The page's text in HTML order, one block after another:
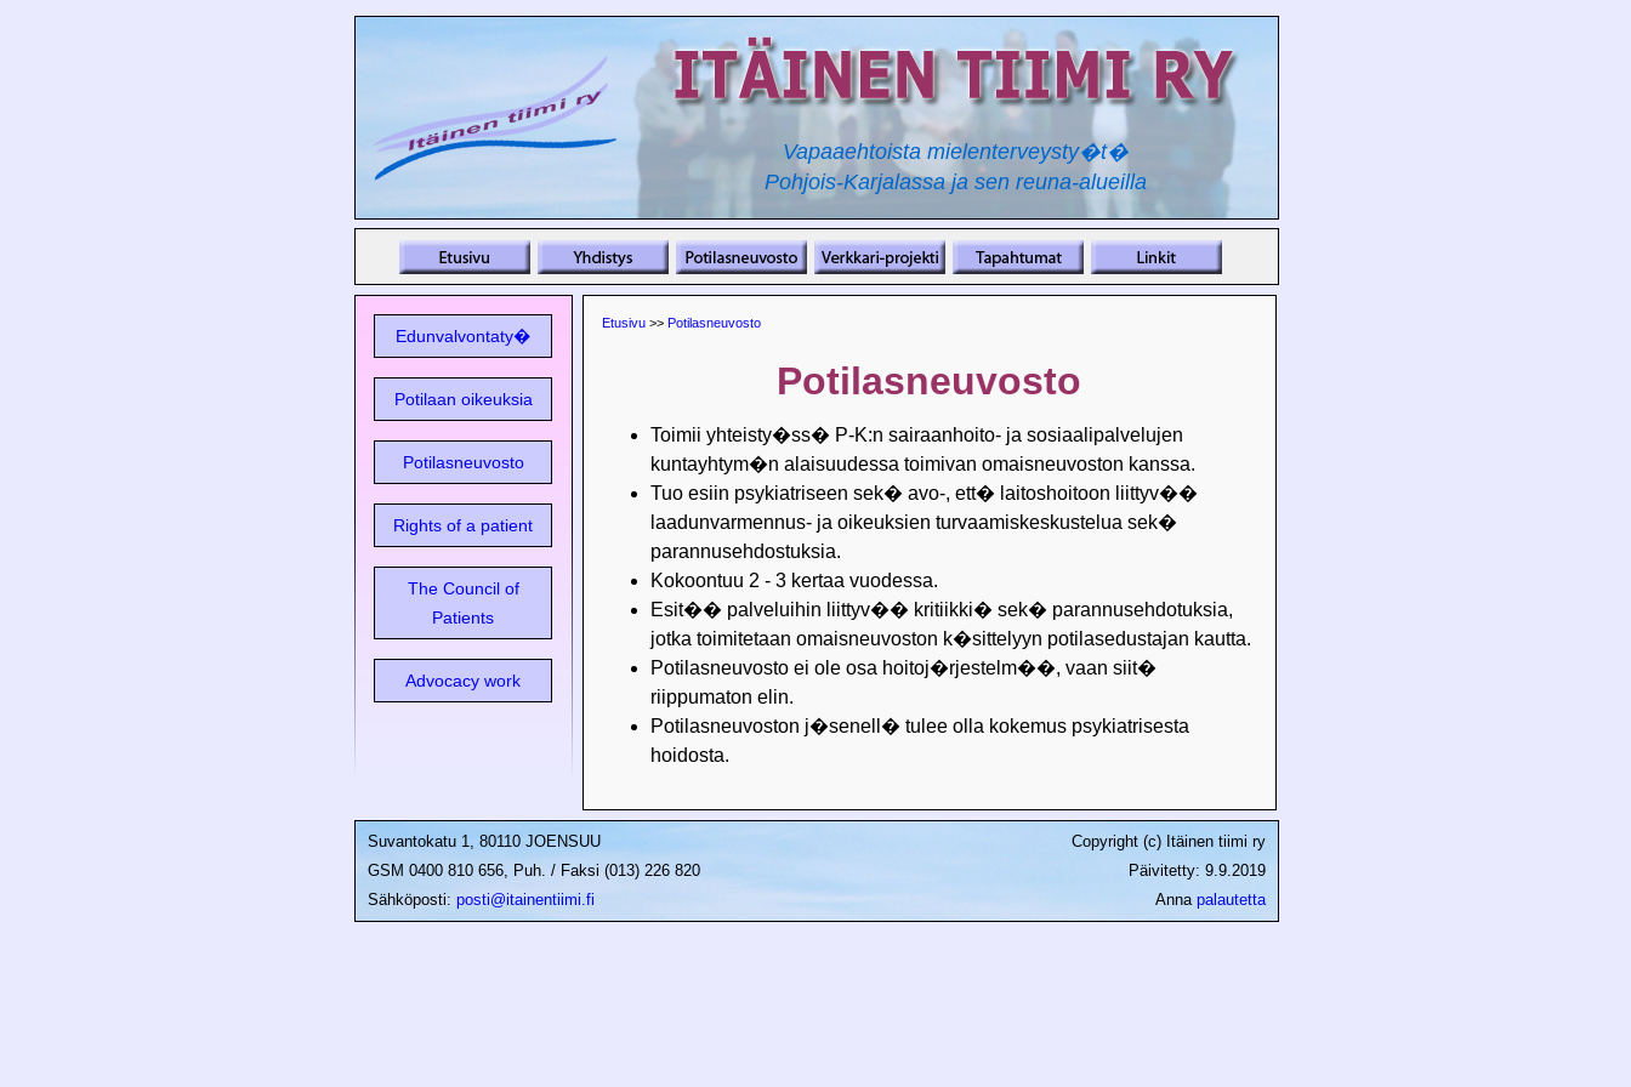
Vapaaehtoista mielenterveysty�t�
Pohjois-Karjalassa ja sen reuna-alueilla
Edunvalvontaty�
Potilaan oikeuksia
Potilasneuvosto
Rights of a patient
The Council of
Patients
Advocacy work
Etusivu>> Potilasneuvosto
Potilasneuvosto
Toimii yhteisty�ss� P-K:n sairaanhoito- ja sosiaalipalvelujen
kuntayhtym�n alaisuudessa toimivan omaisneuvoston kanssa.
Tuo esiin psykiatriseen sek� avo-, ett� laitoshoitoon liittyv��
laadunvarmennus- ja oikeuksien turvaamiskeskustelua sek�
parannusehdostuksia.
Kokoontuu 2 - 3 kertaa vuodessa.
Esit�� palveluihin liittyv�� kritiikki� sek� parannusehdotuksia,
jotka toimitetaan omaisneuvoston k�sittelyyn potilasedustajan kautta.
Potilasneuvosto ei ole osa hoitoj�rjestelm��, vaan siit�
riippumaton elin.
Potilasneuvoston j�senell� tulee olla kokemus psykiatrisesta
hoidosta.
Suvantokatu 1, 80110 JOENSUU
GSM 0400 810 656, Puh. / Faksi (013) 226 820
Sähköposti: posti@itainentiimi.fi
Copyright (c) Itäinen tiimi ry
Päivitetty: 9.9.2019
Anna palautetta